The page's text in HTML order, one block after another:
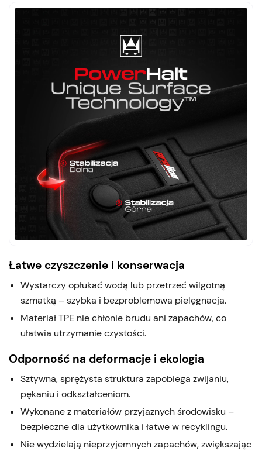
Łatwe czyszczenie i konserwacja
Wystarczy opłukać wodą lub przetrzeć wilgotną
szmatką – szybka i bezproblemowa pielęgnacja.
Materiał TPE nie chłonie brudu ani zapachów, co
ułatwia utrzymanie czystości.
Odporność na deformacje i ekologia
Sztywna, sprężysta struktura zapobiega zwijaniu,
pękaniu i odkształceniom.
Wykonane z materiałów przyjaznych środowisku –
bezpieczne dla użytkownika i łatwe w recyklingu.
Nie wydzielają nieprzyjemnych zapachów, zwiększając